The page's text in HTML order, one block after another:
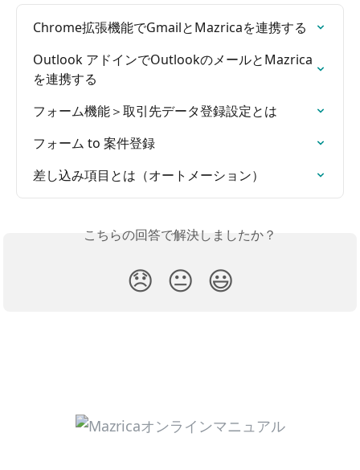
Chrome拡張機能でGmailとMazricaを連携する
Outlook アドインでOutlookのメールとMazrica
を連携する
フォーム機能＞取引先データ登録設定とは
フォーム to 案件登録
差し込み項目とは（オートメーション）
こちらの回答で解決しましたか？
😞 😐 😃